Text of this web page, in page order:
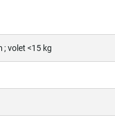
; volet <15 kg